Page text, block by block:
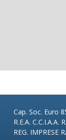
Cap. Soc. Euro
R.E.A. C.C.I.A.A.
REG. IMPRESE